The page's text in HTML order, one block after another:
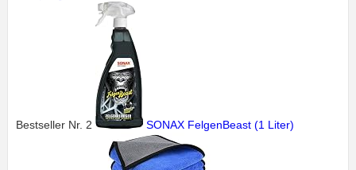
Bestseller Nr. 2 SONAX FelgenBeast (1 Liter)